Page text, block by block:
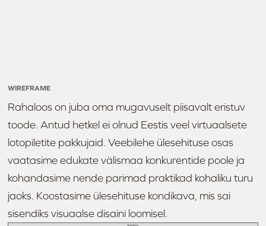
WIREFRAME
Rahaloos on juba oma mugavuselt piisavalt eristuv
toode. Antud hetkel ei olnud Eestis veel virtuaalsete
lotopiletite pakkujaid. Veebilehe ülesehituse osas
vaatasime edukate välismaa konkurentide poole ja
kohandasime nende parimad praktikad kohaliku turu
jaoks. Koostasime ülesehituse kondikava, mis sai
sisendiks visuaalse disaini loomisel.